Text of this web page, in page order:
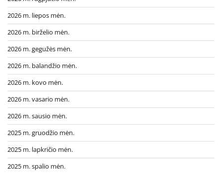
2026 m. liepos mėn.
2026 m. birželio mėn.
2026 m. gegužės mėn.
2026 m. balandžio mėn.
2026 m. kovo mėn.
2026 m. vasario mėn.
2026 m. sausio mėn.
2025 m. gruodžio mėn.
2025 m. lapkričio mėn.
2025 m. spalio mėn.